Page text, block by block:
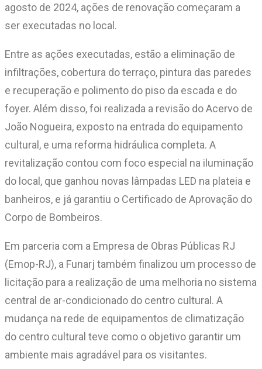
agosto de 2024, ações de renovação começaram a
ser executadas no local.
Entre as ações executadas, estão a eliminação de
infiltrações, cobertura do terraço, pintura das paredes
e recuperação e polimento do piso da escada e do
foyer. Além disso, foi realizada a revisão do Acervo de
João Nogueira, exposto na entrada do equipamento
cultural, e uma reforma hidráulica completa. A
revitalização contou com foco especial na iluminação
do local, que ganhou novas lâmpadas LED na plateia e
banheiros, e já garantiu o Certificado de Aprovação do
Corpo de Bombeiros.
Em parceria com a Empresa de Obras Públicas RJ
(Emop-RJ), a Funarj também finalizou um processo de
licitação para a realização de uma melhoria no sistema
central de ar-condicionado do centro cultural. A
mudança na rede de equipamentos de climatização
do centro cultural teve como o objetivo garantir um
ambiente mais agradável para os visitantes.